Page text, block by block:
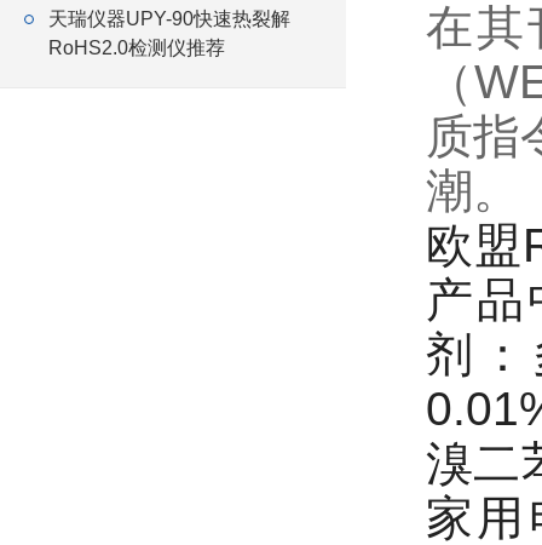
天瑞仪器UPY-90快速热裂解
RoHS2.0检测仪推荐
在其
（
质指
潮。
欧盟
产
剂
溴二
家